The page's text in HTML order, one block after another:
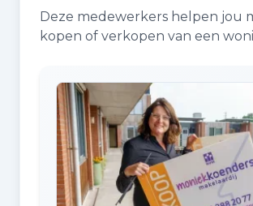
Deze medewerkers helpen jou
kopen of verkopen van een